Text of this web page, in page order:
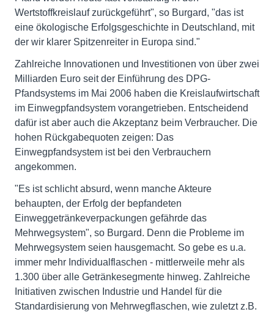
Wertstoffkreislauf zurückgeführt", so Burgard, "das ist
eine ökologische Erfolgsgeschichte in Deutschland, mit
der wir klarer Spitzenreiter in Europa sind."
Zahlreiche Innovationen und Investitionen von über zwei
Milliarden Euro seit der Einführung des DPG-
Pfandsystems im Mai 2006 haben die Kreislaufwirtschaft
im Einwegpfandsystem vorangetrieben. Entscheidend
dafür ist aber auch die Akzeptanz beim Verbraucher. Die
hohen Rückgabequoten zeigen: Das
Einwegpfandsystem ist bei den Verbrauchern
angekommen.
"Es ist schlicht absurd, wenn manche Akteure
behaupten, der Erfolg der bepfandeten
Einweggetränkeverpackungen gefährde das
Mehrwegsystem", so Burgard. Denn die Probleme im
Mehrwegsystem seien hausgemacht. So gebe es u.a.
immer mehr Individualflaschen - mittlerweile mehr als
1.300 über alle Getränkesegmente hinweg. Zahlreiche
Initiativen zwischen Industrie und Handel für die
Standardisierung von Mehrwegflaschen, wie zuletzt z.B.